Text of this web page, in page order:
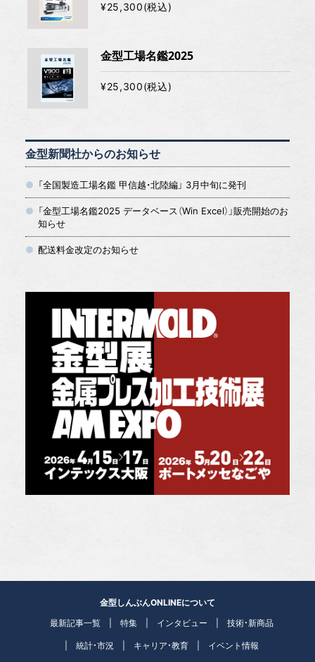
¥25,300(税込)
金型工場名鑑2025
¥25,300(税込)
金型新聞社からのお知らせ
「全国製造工場名鑑 甲信越・北陸編」 3月中旬に発刊
「金型工場名鑑2025 データベース（Win Excel）」販売開始のお
知らせ
配送料金改定のお知らせ
金型しんぶんONLINEについて
最新記事一覧
特集 インタビュー 技術・新商品
統計・市況 キャリア・教育 イベント情報